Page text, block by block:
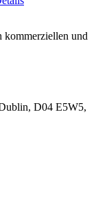
kommerziellen und
D04 E5W5,